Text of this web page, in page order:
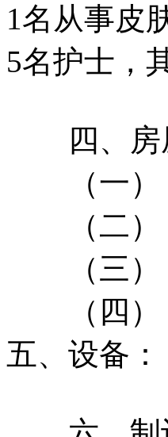
1名从事皮
5名护士，
四、房
（一）
（二）
（三）
（四）
五、设备：